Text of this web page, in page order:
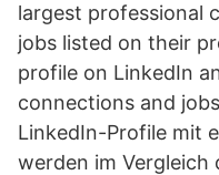
largest professional
jobs listed on their
profile on LinkedIn
connections and
LinkedIn-Profile mit
werden im Vergleich